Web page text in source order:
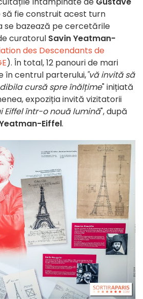
fie construit acest turn
se bazează pe cercetările
curatorul Savin Yeatman-
des Descendants de
). În total, 12 panouri de mari
în centrul parterului,"vă invită să
cursă spre înălțime" inițiată
expoziția invită vizitatorii
Eiffel într-o nouă lumină", după
Eiffel.